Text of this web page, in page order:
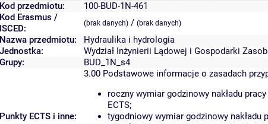
Kod przedmiotu:
100-BUD-1N-461
Kod Erasmus /
ISCED:
(brak danych) / (brak danych)
Nazwa przedmiotu:
Hydraulika i hydrologia
Jednostka:
Wydział Inżynierii Lądowej i Gospodarki
Grupy:
BUD_1N_s4
Punkty ECTS i inne:
3.00 Podstawowe informacje o zasadach
roczny wymiar godzinowy nakładu
ECTS;
tygodniowy wymiar godzinowy nakładu